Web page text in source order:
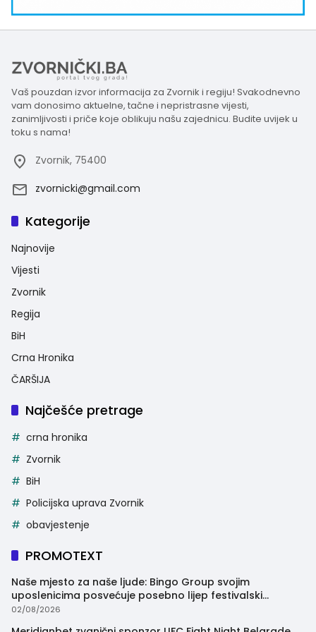
Vaš pouzdan izvor informacija za Zvornik i regiju! Svakodnevno
vam donosimo aktuelne, tačne i nepristrasne vijesti,
zanimljivosti i priče koje oblikuju našu zajednicu. Budite uvijek u
toku s nama!
Zvornik, 75400
zvornicki@gmail.com
Kategorije
Najnovije
Vijesti
Zvornik
Regija
BiH
Crna Hronika
ČARŠIJA
Najčešće pretrage
crna hronika
Zvornik
BiH
Policijska uprava Zvornik
obavjestenje
PROMOTEXT
Naše mjesto za naše ljude: Bingo Group svojim
uposlenicima posvećuje posebno lijep festivalski
trenutak
02/08/2026